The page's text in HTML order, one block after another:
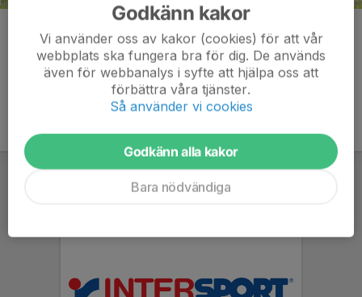
Kommentarer
Godkänn kakor
Vi använder oss av kakor (cookies) för att vår
webbplats ska fungera bra för dig. De används
även för webbanalys i syfte att hjälpa oss att
förbättra våra tjänster.
Så använder vi cookies
Godkänn alla kakor
Bara nödvändiga